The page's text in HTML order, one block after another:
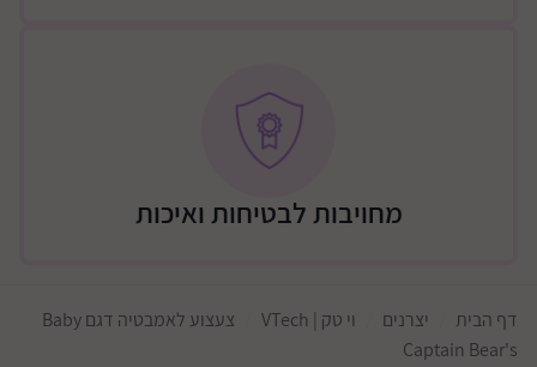
מחויבות לבטיחות ואיכות
דף הבית יצרנים וי טק | VTech
צעצוע לאמבטיה דגם Baby
Captain Bear's